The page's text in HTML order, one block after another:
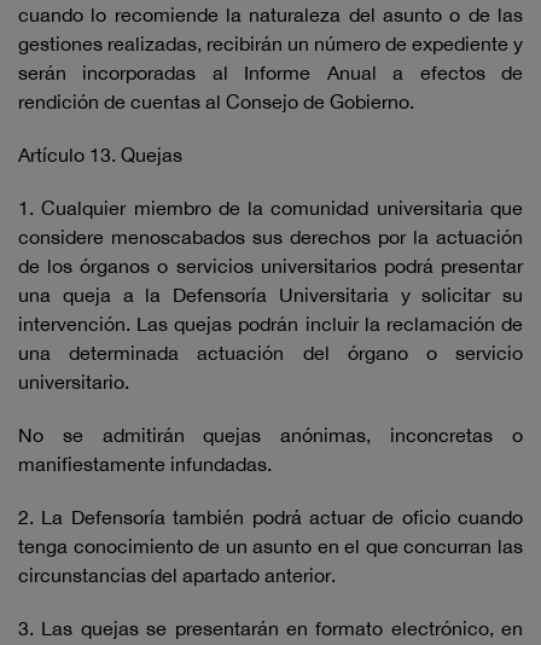
cuando lo recomiende la naturaleza del asunto o de las
gestiones realizadas, recibirán un número de expediente y
serán incorporadas al Informe Anual a efectos de
rendición de cuentas al Consejo de Gobierno.
Artículo 13. Quejas
1. Cualquier miembro de la comunidad universitaria que
considere menoscabados sus derechos por la actuación
de los órganos o servicios universitarios podrá presentar
una queja a la Defensoría Universitaria y solicitar su
intervención. Las quejas podrán incluir la reclamación de
una determinada actuación del órgano o servicio
universitario.
No se admitirán quejas anónimas, inconcretas o
manifiestamente infundadas.
2. La Defensoría también podrá actuar de oficio cuando
tenga conocimiento de un asunto en el que concurran las
circunstancias del apartado anterior.
3. Las quejas se presentarán en formato electrónico, en